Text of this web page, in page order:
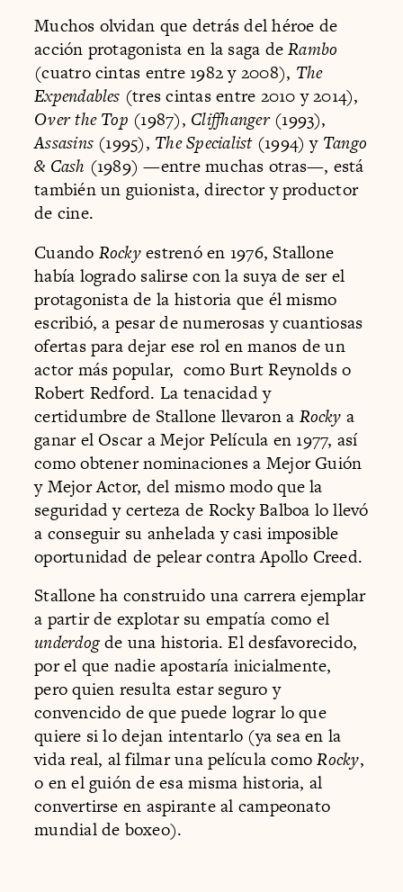
Muchos olvidan que detrás del héroe de
acción protagonista en la saga deRambo
(cuatro cintas entre 1982 y 2008), The
Expendables (tres cintas entre 2010 y 2014),
Over the Top (1987), Cliffhanger(1993),
Assasins (1995), The Specialist(1994) y Tango
& Cash (1989) —entre muchas otras—, está
también un guionista, director y productor
de cine.
Cuando Rockyestrenó en 1976, Stallone
había logrado salirse con la suya de ser el
protagonista de la historia que él mismo
escribió, a pesar de numerosas y cuantiosas
ofertas para dejar ese rol en manos de un
actor más popular, como Burt Reynolds o
Robert Redford. La tenacidad y
certidumbre de Stallone llevaron a Rocky a
ganar el Oscar a Mejor Película en 1977, así
como obtener nominaciones a Mejor Guión
y Mejor Actor, del mismo modo que la
seguridad y certeza de Rocky Balboa lo llevó
a conseguir su anhelada y casi imposible
oportunidad de pelear contra Apollo Creed.
Stallone ha construido una carrera ejemplar
a partir de explotar su empatía como el
underdogde una historia. El desfavorecido,
por el que nadie apostaría inicialmente,
pero quien resulta estar seguro y
convencido de que puede lograr lo que
quiere si lo dejan intentarlo (ya sea en la
vida real, al filmar una película comoRocky,
o en el guión de esa misma historia, al
convertirse en aspirante al campeonato
mundial de boxeo).